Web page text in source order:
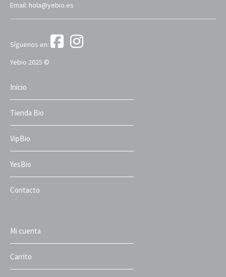
Email: hola@yebio.es
Síguenos en:
Yebio 2025 ©
Inicio
Tienda Bio
VipBio
YesBio
Contacto
Mi cuenta
Carrito